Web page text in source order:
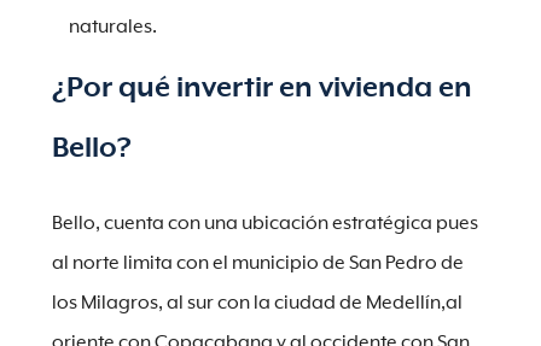
naturales.
¿Por qué invertir en vivienda en
Bello?
Bello, cuenta con una ubicación estratégica pues
al norte limita con el municipio de San Pedro de
los Milagros, al sur con la ciudad de Medellín,al